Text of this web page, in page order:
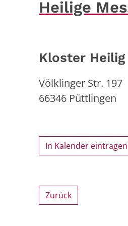
Heilige
Kloster
Völklinger Str. 197
66346 Püttlingen
In Kalender eintragen
Zurück